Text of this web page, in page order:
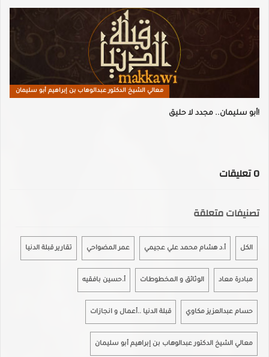
معالي الشيخ الدكتور عبدالوهاب بن إبراهيم أبو سليمان
أبو سليمان.. مجدد لا حليق!
0تعليقات
تصنيفات متعلقة
الكل أ.د هشام محمد علي عجيمي عمر المضواحي تقارير قبلة الدنيا
مبادرة معاد الوثائق و المخطوطات أ.حسين بافقيه
حسام عبدالعزيز مكاوي قبلة الدنيا ..أعمال و انجازات
معالي الشيخ الدكتور عبدالوهاب بن إبراهيم أبو سليمان